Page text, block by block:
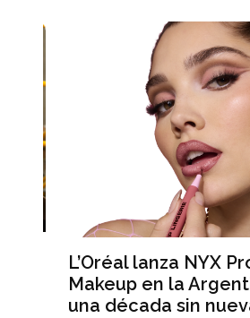
L’Oréal lanza NYX
Makeup en la
una década sin